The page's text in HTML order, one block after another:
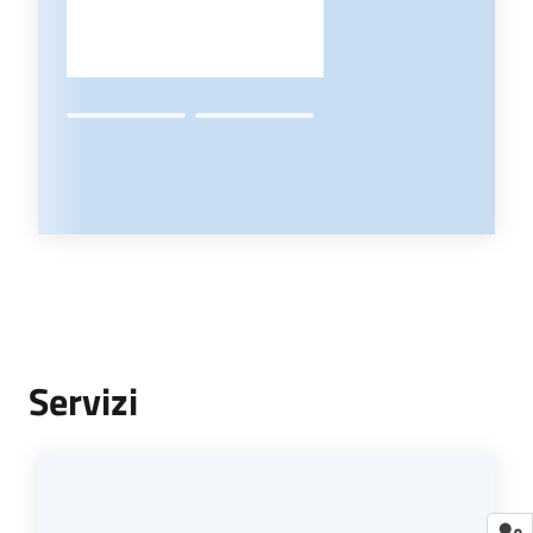
Servizi